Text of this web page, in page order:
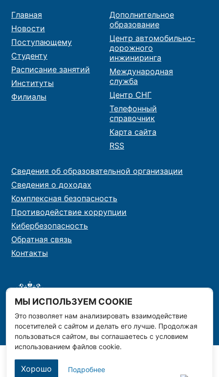
МЫ ИСПОЛЬЗУЕМ COOKIE
Это позволяет нам анализировать взаимодействие
посетителей с сайтом и делать его лучше. Продолжая
пользоваться сайтом, вы соглашаетесь с условием
использованием файлов cookie.
Хорошо Подробнее
Главная
Новости
Поступающему
Студенту
Расписание занятий
Институты
Филиалы
Дополнительное
образование
Центр автомобильно-
дорожного
инжиниринга
Международная
служба
Центр СНГ
Телефонный
справочник
Карта сайта
RSS
Сведения об образовательной организации
Сведения о доходах
Комплексная безопасность
Противодействие коррупции
Кибербезопасность
Обратная связь
Контакты